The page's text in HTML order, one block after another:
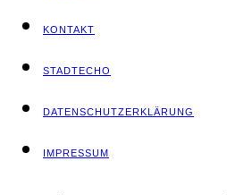
KON­TAKT
STADT­ECHO
DATEN­SCHUTZ­ER­KLÄ­RUNG
IMPRES­SUM